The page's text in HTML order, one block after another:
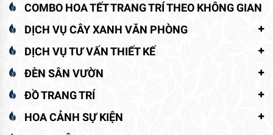
COMBO HOA TẾT TRANG TRÍ THEO KHÔNG GIAN
DỊCH VỤ CÂY XANH VĂN PHÒNG
DỊCH VỤ TƯ VẤN THIẾT KẾ
ĐÈN SÂN VƯỜN
ĐỒ TRANG TRÍ
HOA CẢNH SỰ KIỆN